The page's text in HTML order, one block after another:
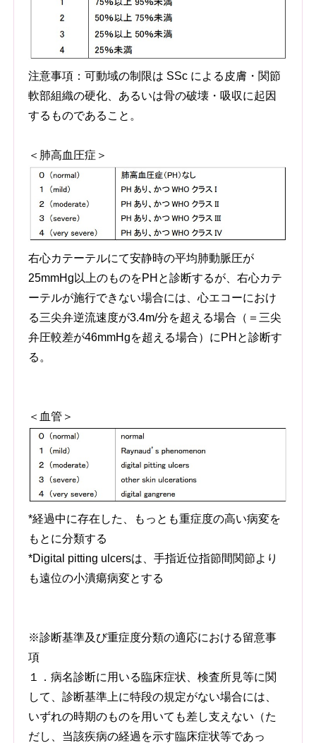
注意事項：可動域の制限は SSc による皮膚・関節
軟部組織の硬化、あるいは骨の破壊・吸収に起因
するものであること。
＜肺高血圧症＞
右心カテーテルにて安静時の平均肺動脈圧が
25mmHg以上のものをPHと診断するが、右心カテ
ーテルが施行できない場合には、心エコーにおけ
る三尖弁逆流速度が3.4m/分を超える場合（＝三尖
弁圧較差が46mmHgを超える場合）にPHと診断す
る。
＜血管＞
*経過中に存在した、もっとも重症度の高い病変を
もとに分類する
*Digital pitting ulcersは、手指近位指節間関節より
も遠位の小潰瘍病変とする
※診断基準及び重症度分類の適応における留意事
項
１．病名診断に用いる臨床症状、検査所見等に関
して、診断基準上に特段の規定がない場合には、
いずれの時期のものを用いても差し支えない（た
だし、当該疾病の経過を示す臨床症状等であっ